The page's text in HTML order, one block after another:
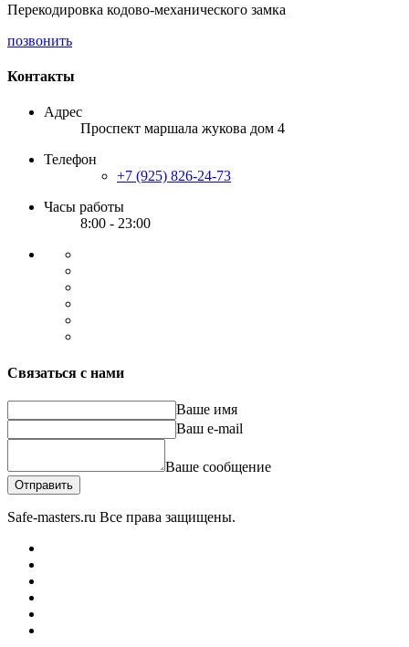
Перекодировка кодово-механического замка
позвонить
Контакты
Адрес
Проспект маршала жукова дом 4
Телефон
+7 (925) 826-24-73
Часы работы
8:00 - 23:00
Связаться с нами
Ваше имя
Ваш e-mail
Ваше сообщение
Отправить
Safe-masters.ru Все права защищены.